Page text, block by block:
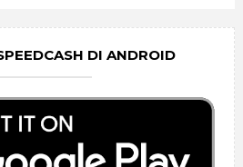
DI ANDROID